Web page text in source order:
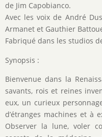
de Jim Capobianco.
Avec les voix de André
Armanet et Gauthier
Fabriqué dans les studios
Synopsis :
Bienvenue dans la
savants, rois et reines
eux, un curieux
d’étranges machines et à
Observer la lune, voler